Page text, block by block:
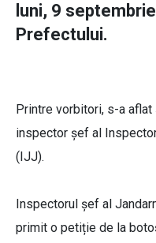
luni, 9
Prefectului.
Printre vorbitori, s-a
inspector șef al
(IJJ).
Inspectorul șef al
primit o petiție de la